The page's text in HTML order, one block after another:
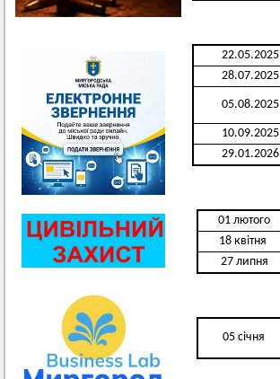
22.05.2025
28.07.2025
05.08.2025
10.09.2025
29.01.2026
01 лютого
18 квітня
27 липня
05 січня